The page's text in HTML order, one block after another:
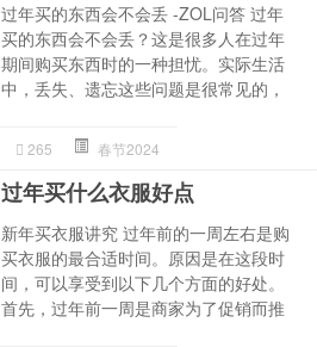
过年买的东西会不会丢 -ZOL问答 过年
买的东西会不会丢？这是很多人在过年
期间购买东西时的一种担忧。实际生活
中，丢失、遗忘这些问题是很常见的，
265 春节2024
过年买什么衣服好点
新年买衣服讲究 过年前的一周左右是购
买衣服的最合适时间。原因是在这段时
间，可以享受到以下几个方面的好处。
首先，过年前一周是商家为了促销而推